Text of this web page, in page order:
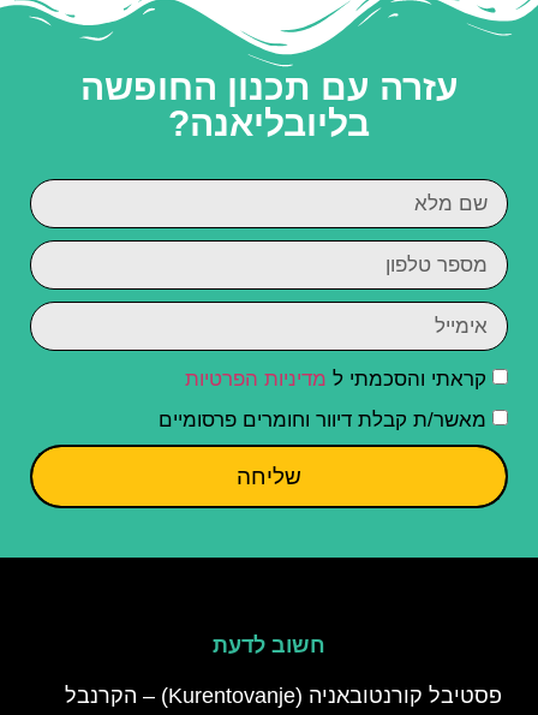
עזרה עם תכנון החופשה
בליובליאנה?
קראתי והסכמתי ל מדיניות הפרטיות
מאשר/ת קבלת דיוור וחומרים פרסומיים
שליחה
חשוב לדעת
פסטיבל קורנטובאניה (Kurentovanje) – הקרנבל